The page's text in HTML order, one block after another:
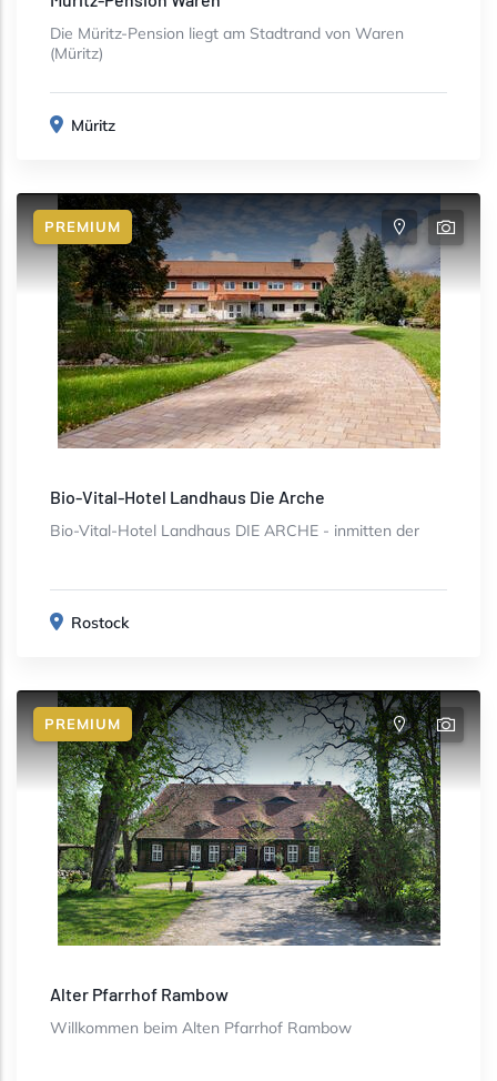
Die Müritz-Pension liegt am Stadtrand von Waren
(Müritz)
Müritz
PREMIUM
Bio-Vital-Hotel Landhaus Die Arche
Bio-Vital-Hotel Landhaus DIE ARCHE - inmitten der
Rostock
PREMIUM
Alter Pfarrhof Rambow
Willkommen beim Alten Pfarrhof Rambow